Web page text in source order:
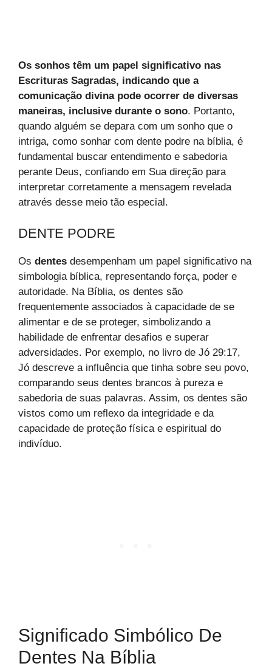
Os sonhos têm um papel significativo nas
Escrituras Sagradas, indicando que a
comunicação divina pode ocorrer de diversas
maneiras, inclusive durante o sono. Portanto,
quando alguém se depara com um sonho que o
intriga, como sonhar com dente podre na bíblia, é
fundamental buscar entendimento e sabedoria
perante Deus, confiando em Sua direção para
interpretar corretamente a mensagem revelada
através desse meio tão especial.
DENTE PODRE
Os dentes desempenham um papel significativo na
simbologia bíblica, representando força, poder e
autoridade. Na Bíblia, os dentes são
frequentemente associados à capacidade de se
alimentar e de se proteger, simbolizando a
habilidade de enfrentar desafios e superar
adversidades. Por exemplo, no livro de Jó 29:17,
Jó descreve a influência que tinha sobre seu povo,
comparando seus dentes brancos à pureza e
sabedoria de suas palavras. Assim, os dentes são
vistos como um reflexo da integridade e da
capacidade de proteção física e espiritual do
indivíduo.
Significado Simbólico De
Dentes Na Bíblia